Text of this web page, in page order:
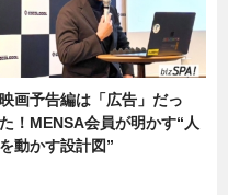
映画予告編は「広告」だっ
た！MENSA会員が明かす“人
を動かす設計図”